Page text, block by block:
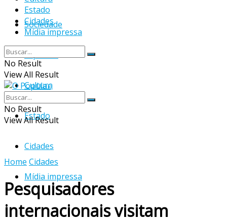
Sociedade
Esportes
Cultura
Estado
Cidades
Mídia impressa
Estado
Cidades
Mídia impressa
No Result
View All Result
No Result
View All Result
Home Cidades
Pesquisadores
internacionais visitam